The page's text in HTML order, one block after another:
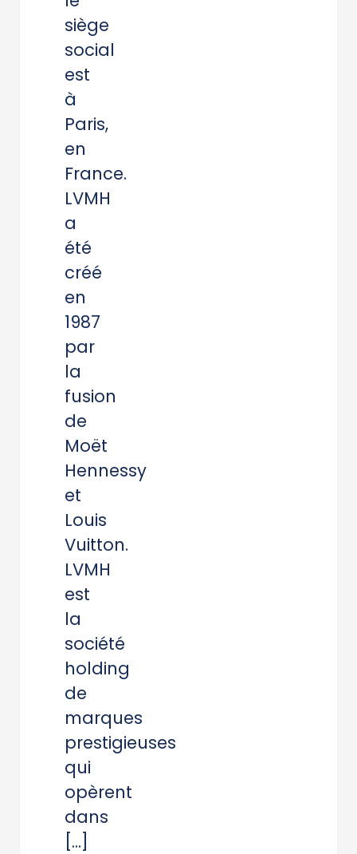
siège
social
est
à
Paris,
en
France.
LVMH
a
été
créé
en
1987
par
la
fusion
de
Moët
Hennessy
et
Louis
Vuitton.
LVMH
est
la
société
holding
de
marques
prestigieuses
qui
opèrent
dans
[…]